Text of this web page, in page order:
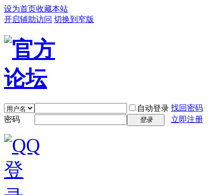
设为首页收藏本站
开启辅助访问 切换到窄版
自动登录 找回密码
密码
登录 立即注册